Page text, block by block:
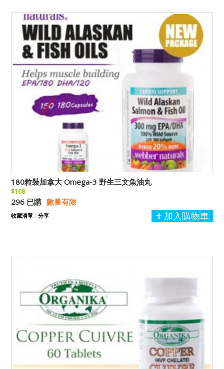
180粒裝加拿大 Omega-3 野生三文魚油丸
$168
296 已購 數量有限
加入購物車
收藏清單 / 分享